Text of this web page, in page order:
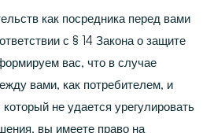
как посредника перед вами
с § 14 Закона о защите
вас, что в случае
вами, как потребителем, и
не удается урегулировать
вы имеете право на